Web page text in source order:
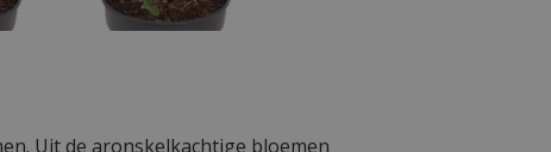
Uit de aronskelkachtige bloemen